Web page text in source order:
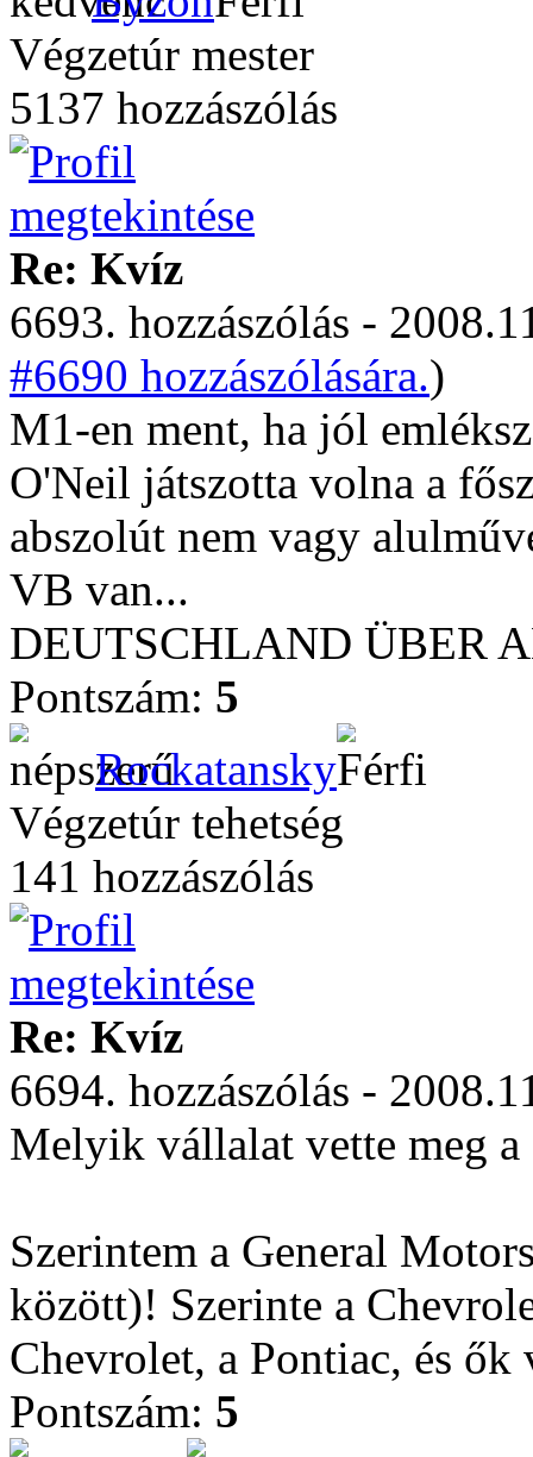
Végzetúr mester
5137 hozzászólás
Re: Kvíz
6693. hozzászólás -
#6690 hozzászólására.)
M1-en ment, ha jól
O'Neil játszotta volna a
abszolút nem vagy
VB van...
DEUTSCHLAND ÜBER
Pontszám: 5
Rockatansky
Végzetúr tehetség
141 hozzászólás
Re: Kvíz
6694. hozzászólás -
Melyik vállalat vette meg a
Szerintem a General
között)! Szerinte a
Chevrolet, a Pontiac, és
Pontszám: 5